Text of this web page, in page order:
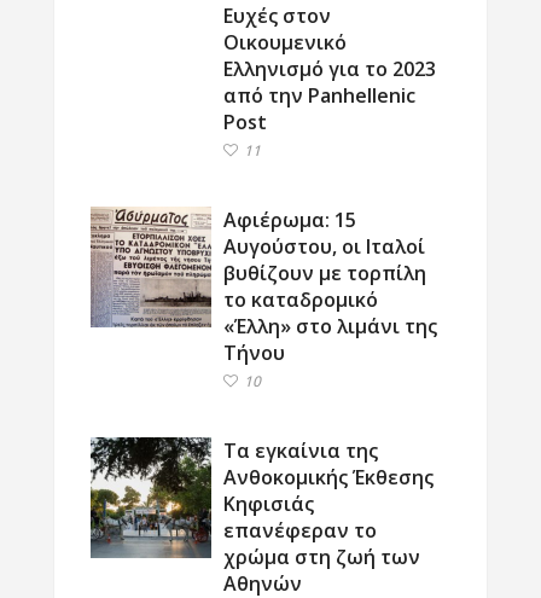
Ευχές στον
Οικουμενικό
Ελληνισμό για το 2023
από την Panhellenic
Post
11
Αφιέρωμα: 15
Αυγούστου, οι Ιταλοί
βυθίζουν με τορπίλη
το καταδρομικό
«Έλλη» στο λιμάνι της
Τήνου
10
Τα εγκαίνια της
Ανθοκομικής Έκθεσης
Κηφισιάς
επανέφεραν το
χρώμα στη ζωή των
Αθηνών